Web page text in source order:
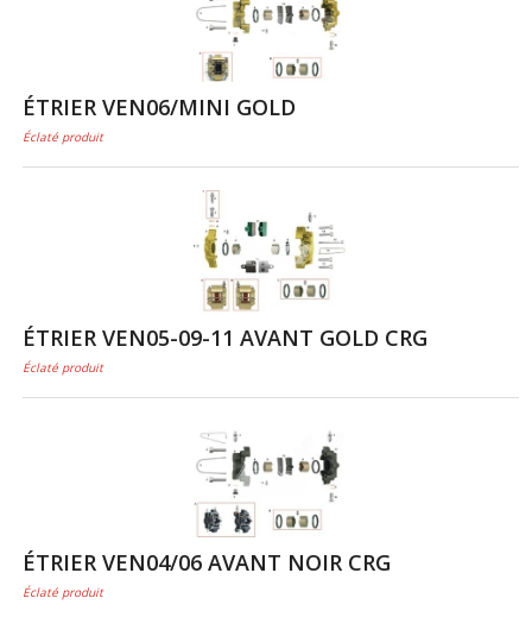
ÉTRIER VEN06/MINI GOLD
Éclaté produit
ÉTRIER VEN05-09-11 AVANT GOLD CRG
Éclaté produit
ÉTRIER VEN04/06 AVANT NOIR CRG
Éclaté produit